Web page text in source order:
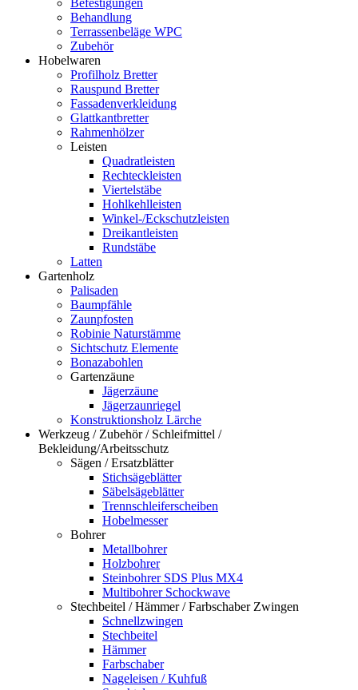
Befestigungen
Behandlung
Terrassenbeläge WPC
Zubehör
Hobelwaren
Profilholz Bretter
Rauspund Bretter
Fassadenverkleidung
Glattkantbretter
Rahmenhölzer
Leisten
Quadratleisten
Rechteckleisten
Viertelstäbe
Hohlkehlleisten
Winkel-/Eckschutzleisten
Dreikantleisten
Rundstäbe
Latten
Gartenholz
Palisaden
Baumpfähle
Zaunpfosten
Robinie Naturstämme
Sichtschutz Elemente
Bonazabohlen
Gartenzäune
Jägerzäune
Jägerzaunriegel
Konstruktionsholz Lärche
Werkzeug / Zubehör / Schleifmittel /
Bekleidung/Arbeitsschutz
Sägen / Ersatzblätter
Stichsägeblätter
Säbelsägeblätter
Trennschleiferscheiben
Hobelmesser
Bohrer
Metallbohrer
Holzbohrer
Steinbohrer SDS Plus MX4
Multibohrer Schockwave
Stechbeitel / Hämmer / Farbschaber Zwingen
Schnellzwingen
Stechbeitel
Hämmer
Farbschaber
Nageleisen / Kuhfuß